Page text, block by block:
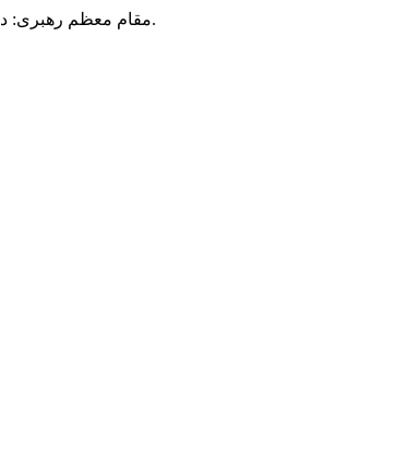
مقام معظم رهبری: در طول تاریخ، رنگ های گوناگون بر سیاست این کشور پهناور سایه افکند؛ اما رنگ ثابت مردم گیلان، رنگ ایمان بود.